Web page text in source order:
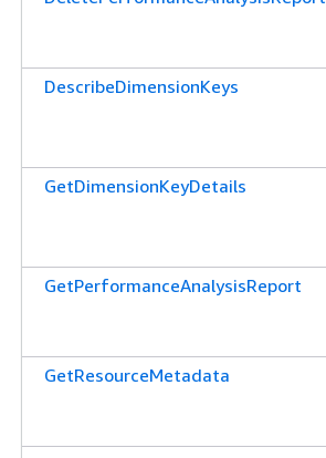
DescribeDimensionKeys
GetDimensionKeyDetails
GetPerformanceAnalysisReport
GetResourceMetadata